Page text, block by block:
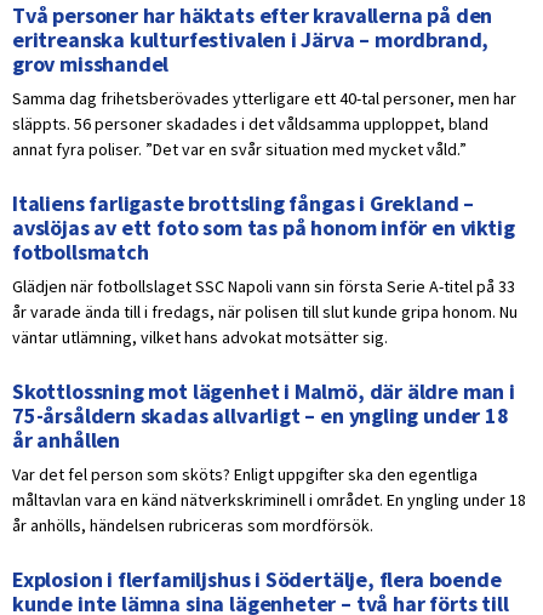
Två personer har häktats efter kravallerna på den
eritreanska kulturfestivalen i Järva – mordbrand,
grov misshandel
Samma dag frihetsberövades ytterligare ett 40-tal personer, men har
släppts. 56 personer skadades i det våldsamma upploppet, bland
annat fyra poliser. ”Det var en svår situation med mycket våld.”
Italiens farligaste brottsling fångas i Grekland –
avslöjas av ett foto som tas på honom inför en viktig
fotbollsmatch
Glädjen när fotbollslaget SSC Napoli vann sin första Serie A-titel på 33
år varade ända till i fredags, när polisen till slut kunde gripa honom. Nu
väntar utlämning, vilket hans advokat motsätter sig.
Skottlossning mot lägenhet i Malmö, där äldre man i
75-årsåldern skadas allvarligt – en yngling under 18
år anhållen
Var det fel person som sköts? Enligt uppgifter ska den egentliga
måltavlan vara en känd nätverkskriminell i området. En yngling under 18
år anhölls, händelsen rubriceras som mordförsök.
Explosion i flerfamiljshus i Södertälje, flera boende
kunde inte lämna sina lägenheter – två har förts till